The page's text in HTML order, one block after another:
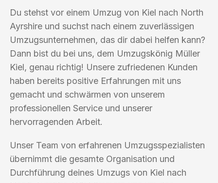
Du stehst vor einem Umzug von Kiel nach North
Ayrshire und suchst nach einem zuverlässigen
Umzugsunternehmen, das dir dabei helfen kann?
Dann bist du bei uns, dem Umzugskönig Müller
Kiel, genau richtig! Unsere zufriedenen Kunden
haben bereits positive Erfahrungen mit uns
gemacht und schwärmen von unserem
professionellen Service und unserer
hervorragenden Arbeit.
Unser Team von erfahrenen Umzugsspezialisten
übernimmt die gesamte Organisation und
Durchführung deines Umzugs von Kiel nach